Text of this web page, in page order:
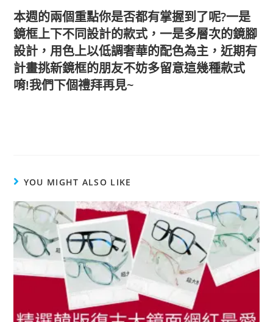
本週的兩個重點你是否都有掌握到了呢?一是
鏡框上下不同設計的款式，一是多層次的鏡腳
設計，用色上以低調奢華的配色為主，近期有
計畫挑新鏡框的朋友不妨多留意這幾種款式
唷!我們下個禮拜再見~
YOU MIGHT ALSO LIKE